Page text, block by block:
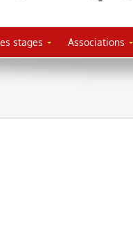
stages Associations